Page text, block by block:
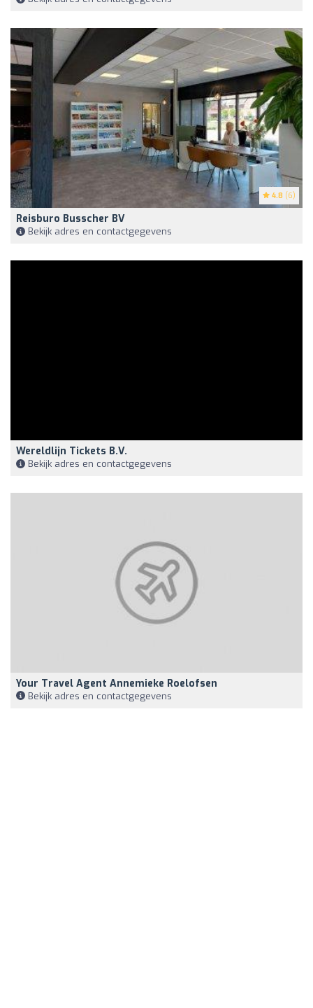
4.8 (6)
Reisburo Busscher BV
Bekijk adres en contactgegevens
Wereldlijn Tickets B.V.
Bekijk adres en contactgegevens
Your Travel Agent Annemieke Roelofsen
Bekijk adres en contactgegevens